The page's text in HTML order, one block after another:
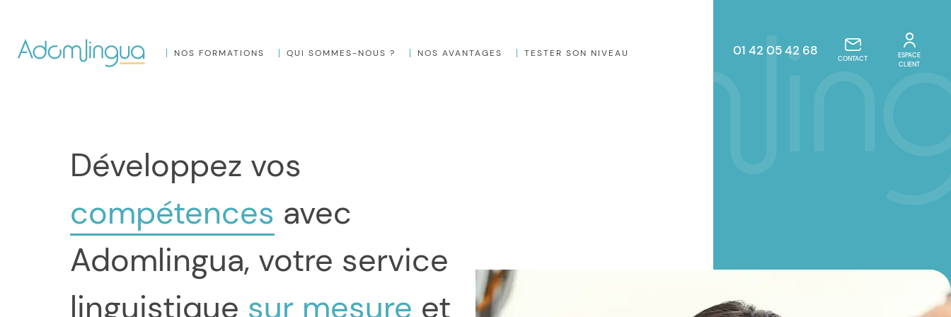
NOS FORMATIONS QUI SOMMES-NOUS ? NOS AVANTAGES TESTER SON NIVEAU
Développez vos
compétences avec
Adomlingua, votre service
linguistique sur mesure et
01 42 05 42 68
CONTACT
ESPACE
CLIENT